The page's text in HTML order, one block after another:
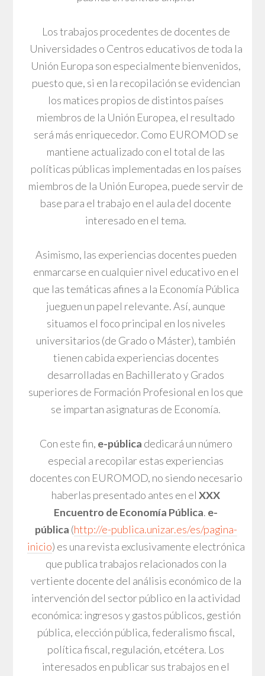
Los trabajos procedentes de docentes de
Universidades o Centros educativos de toda la
Unión Europa son especialmente bienvenidos,
puesto que, si en la recopilación se evidencian
los matices propios de distintos países
miembros de la Unión Europea, el resultado
será más enriquecedor. Como EUROMOD se
mantiene actualizado con el total de las
políticas públicas implementadas en los países
miembros de la Unión Europea, puede servir de
base para el trabajo en el aula del docente
interesado en el tema.
Asimismo, las experiencias docentes pueden
enmarcarse en cualquier nivel educativo en el
que las temáticas afines a la Economía Pública
jueguen un papel relevante. Así, aunque
situamos el foco principal en los niveles
universitarios (de Grado o Máster), también
tienen cabida experiencias docentes
desarrolladas en Bachillerato y Grados
superiores de Formación Profesional en los que
se impartan asignaturas de Economía.
Con este fin, e-pública dedicará un número
especial a recopilar estas experiencias
docentes con EUROMOD, no siendo necesario
haberlas presentado antes en elXXX
Encuentro de Economía Pública. e-
pública (http://e-publica.unizar.es/es/pagina-
inicio) es una revista exclusivamente electrónica
que publica trabajos relacionados con la
vertiente docente del análisis económico de la
intervención del sector público en la actividad
económica: ingresos y gastos públicos, gestión
pública, elección pública, federalismo fiscal,
política fiscal, regulación, etcétera. Los
interesados en publicar sus trabajos en el